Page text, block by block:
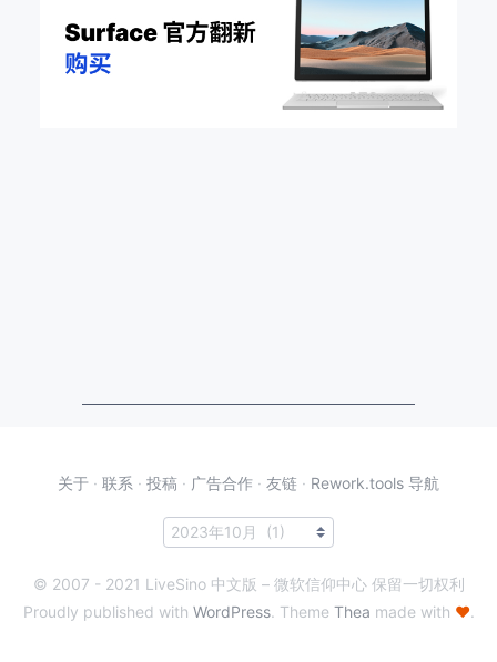
关于 · 联系 · 投稿 · 广告合作 · 友链 · Rework.tools 导航
© 2007 - 2021 LiveSino 中文版 – 微软信仰中心 保留一切权利
Proudly published with WordPress. Theme Thea made with ♥.